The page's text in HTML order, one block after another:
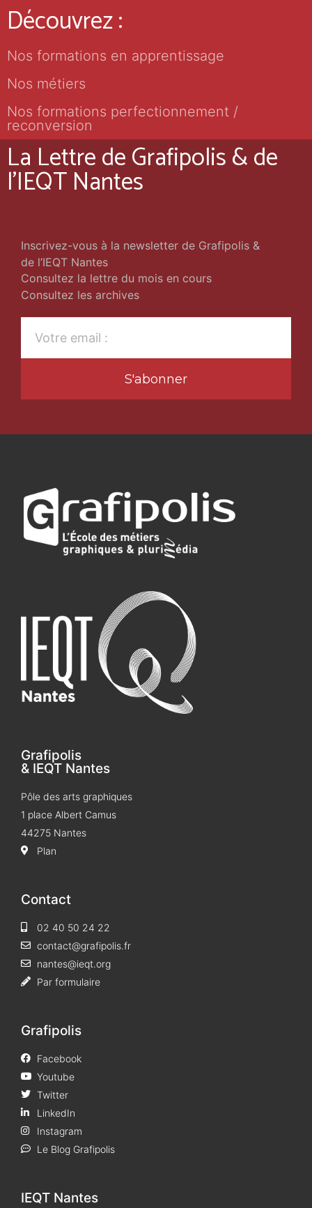
Découvrez :
Nos formations en apprentissage
Nos métiers
Nos formations perfectionnement /
reconversion
La Lettre de Grafipolis & de
l'IEQT Nantes
Inscrivez-vous à la newsletter de Grafipolis &
de l’IEQT Nantes
Consultez la lettre du mois en cours
Consultez les archives
S'abonner
Grafipolis
& IEQT Nantes
Pôle des arts graphiques
1 place Albert Camus
44275 Nantes
Plan
Contact
02 40 50 24 22
contact@grafipolis.fr
nantes@ieqt.org
Par formulaire
Grafipolis
Facebook
Youtube
Twitter
LinkedIn
Instagram
Le Blog Grafipolis
IEQT Nantes